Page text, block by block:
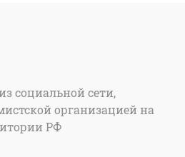
социальной сети,
организацией на
РФ